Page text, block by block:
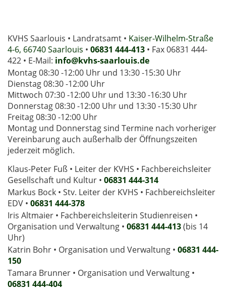
KVHS Saarlouis • Landratsamt • Kaiser-Wilhelm-Straße
4-6, 66740 Saarlouis • 06831 444-413• Fax 06831 444-
422 • E-Mail: info@kvhs-saarlouis.de
Montag 08:30 -12:00 Uhr und 13:30 -15:30 Uhr
Dienstag 08:30 -12:00 Uhr
Mittwoch 07:30 -12:00 Uhr und 13:30 -16:30 Uhr
Donnerstag 08:30 -12:00 Uhr und 13:30 -15:30 Uhr
Freitag 08:30 -12:00 Uhr
Montag und Donnerstag sind Termine nach vorheriger
Vereinbarung auch außerhalb der Öffnungszeiten
jederzeit möglich.
Klaus-Peter Fuß • Leiter der KVHS • Fachbereichsleiter
Gesellschaft und Kultur • 06831 444-314
Markus Bock • Stv. Leiter der KVHS • Fachbereichsleiter
EDV • 06831 444-378
Iris Altmaier • Fachbereichsleiterin Studienreisen •
Organisation und Verwaltung • 06831 444-413(bis 14
Uhr)
Katrin Bohr • Organisation und Verwaltung • 06831 444-
150
Tamara Brunner • Organisation und Verwaltung •
06831 444­-404